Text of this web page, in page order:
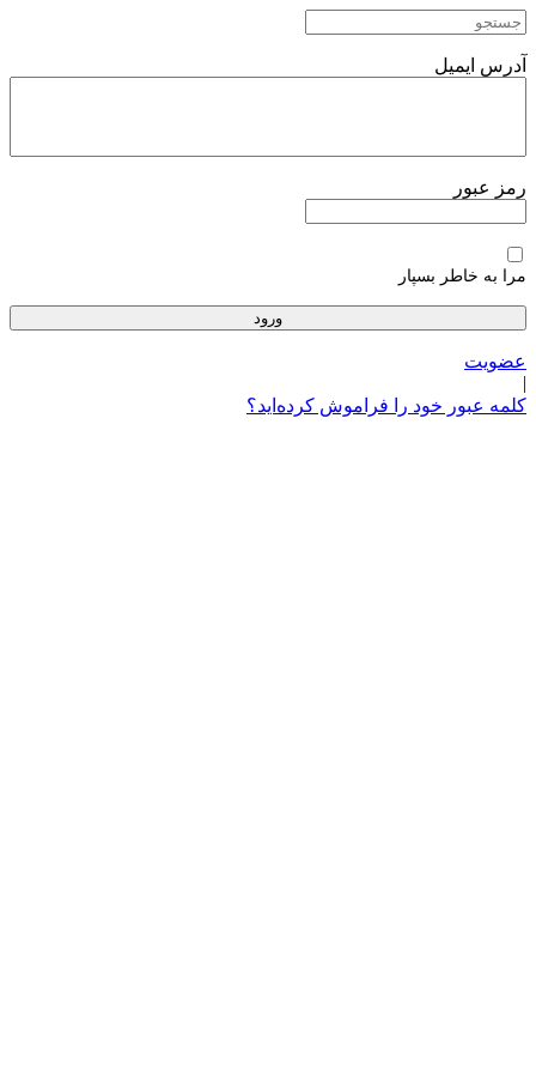
پرش
محتوا
آدرس ایمیل
رمز عبور
مرا به خاطر بسپار
عضویت
|
کلمه عبور خود را فراموش کرده‌اید؟